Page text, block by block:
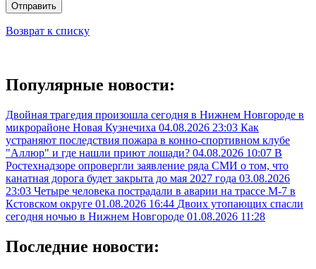
Отправить
Возврат к списку
Популярные новости:
Двойная трагедия произошла сегодня в Нижнем Новгороде в
микрорайоне Новая Кузнечиха 04.08.2026 23:03 Как
устраняют последствия пожара в конно-спортивном клубе
"Аллюр" и где нашли приют лошади? 04.08.2026 10:07 В
Ростехнадзоре опровергли заявление ряда СМИ о том, что
канатная дорога будет закрыта до мая 2027 года 03.08.2026
23:03 Четыре человека пострадали в аварии на трассе М-7 в
Кстовском округе 01.08.2026 16:44 Двоих утопающих спасли
сегодня ночью в Нижнем Новгороде 01.08.2026 11:28
Последние новости: